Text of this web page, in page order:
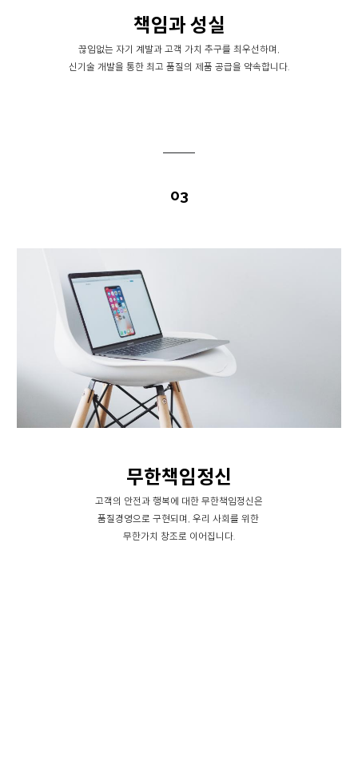
책임과 성실
끊임없는 자기 계발과 고객 가치 추구를 최우선하며,
신기술 개발을 통한 최고 품질의 제품 공급을 약속합니다.
03
무한책임정신
고객의 안전과 행복에 대한 무한책임정신은
품질경영으로 구현되며, 우리 사회를 위한
무한가치 창조로 이어집니다.